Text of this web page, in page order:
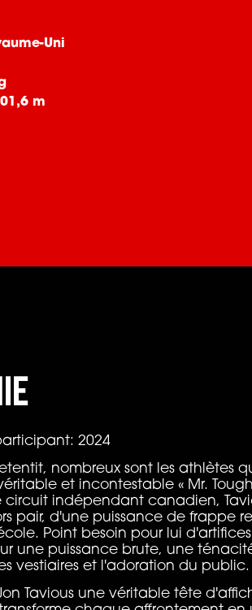
Uni
m
2024
nombreux sont les athlètes
et incontestable « Mr.
indépendant canadien,
pair, d'une puissance de
Point besoin pour lui
une puissance brute, une
vestiaires et l'adoration du public.
Tavious une véritable tête